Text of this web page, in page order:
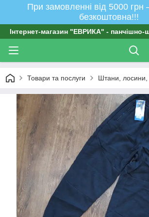
При замовленні від 5000 грн
безкоштовна!!!
Інтернет-магазин "ЕВРИКА" - панчішно-
Товари та послуги Штани, лосини,